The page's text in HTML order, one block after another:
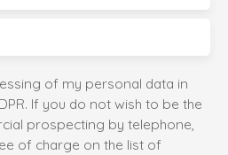
of my personal data in
If you do not wish to be the
prospecting by telephone,
of charge on the list of